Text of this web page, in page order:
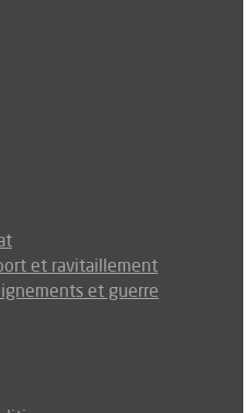
et ravitaillement
et guerre